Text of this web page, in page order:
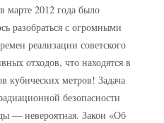
марте 2012 года было
разобраться с огромными
реализации советского
отходов, что находятся в
кубических метров! Задача
безопасности
— невероятная. Закон «Об